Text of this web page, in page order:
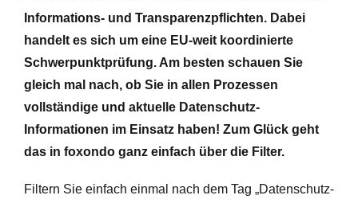
Informations- und Transparenzpflichten. Dabei
handelt es sich um eine EU-weit koordinierte
Schwerpunktprüfung. Am besten schauen Sie
gleich mal nach, ob Sie in allen Prozessen
vollständige und aktuelle Datenschutz-
Informationen im Einsatz haben! Zum Glück geht
das in foxondo ganz einfach über die Filter.
Filtern Sie einfach einmal nach dem Tag „Datenschutz-